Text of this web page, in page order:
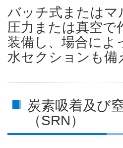
バッチ式またはマ
圧力または真空で
装備し、場合によ
水セクションも備
炭素吸着及び
（SRN）